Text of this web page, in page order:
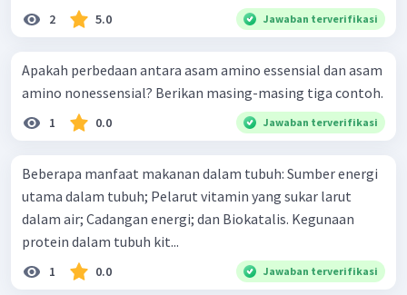
2 5.0 Jawaban terverifikasi
Apakah perbedaan antara asam amino essensial dan asam
amino nonessensial? Berikan masing-masing tiga contoh.
1 0.0 Jawaban terverifikasi
Beberapa manfaat makanan dalam tubuh: Sumber energi
utama dalam tubuh; Pelarut vitamin yang sukar larut
dalam air; Cadangan energi; dan Biokatalis. Kegunaan
protein dalam tubuh kit...
1 0.0 Jawaban terverifikasi